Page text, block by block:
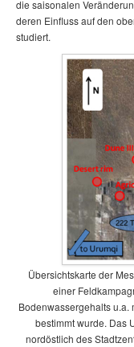
die saisonalen
deren Einfluss auf den
studiert.
Übersichtskarte der
einer
Bodenwassergehalts u.a.
bestimmt wurde. Das
nordöstlich des